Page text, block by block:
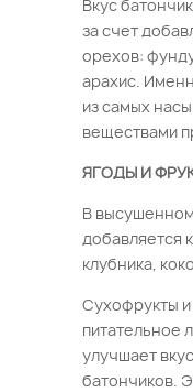
Вкус
за счет
орехов:
арахис.
из самых
веществами
ЯГОДЫ И
В
добавляется
клубника,
Сухофрукты
питательное
улучшает
батончиков.